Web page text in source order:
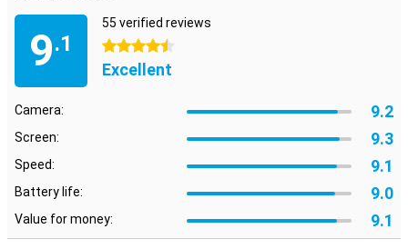
9.1
55 verified reviews
4.5 stars
Excellent
Camera: 9.2
Screen: 9.3
Speed: 9.1
Battery life: 9.0
Value for money: 9.1